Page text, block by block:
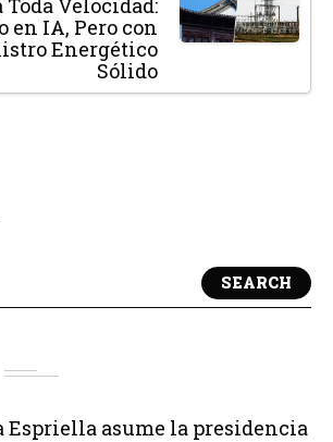
en IA, Pero con
Energético
Sólido
SEARCH
Espriella asume la presidencia